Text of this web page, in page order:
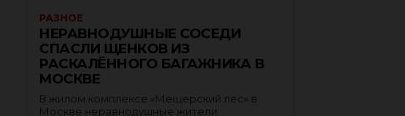
РАЗНОЕ
НЕРАВНОДУШНЫЕ СОСЕДИ
СПАСЛИ ЩЕНКОВ ИЗ
РАСКАЛЁННОГО БАГАЖНИКА В
МОСКВЕ
В жилом комплексе «Мещерский лес» в
Москве неравнодушные жители